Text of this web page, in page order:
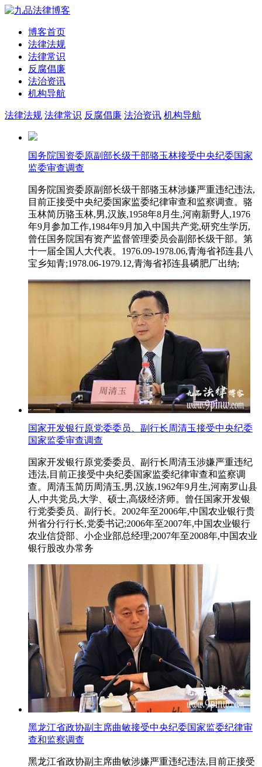
博客首页
法律法规
法律常识
反腐倡廉
法治资讯
机构导航
法律法规 法律常识 反腐倡廉 法治资讯 机构导航
国务院国资委原副部长级干部骆玉林接受中央纪委国家
监委审查调查
国务院国资委原副部长级干部骆玉林涉嫌严重违纪违法,
目前正接受中央纪委国家监委纪律审查和监察调查。骆
玉林简历骆玉林,男,汉族,1958年8月生,河南新野人,1976
年9月参加工作,1984年9月加入中国共产党,研究生学历,
曾任国务院国有资产监督管理委员会副部长级干部。第
十一届全国人大代表。1976.09-1978.06,青海省祁连县八
宝乡知青;1978.06-1979.12,青海省祁连县磷肥厂出纳;
国家开发银行原党委委员、副行长周清玉接受中央纪委
国家监委审查调查
国家开发银行原党委委员、副行长周清玉涉嫌严重违纪
违法,目前正接受中央纪委国家监委纪律审查和监察调
查。周清玉简历周清玉,男,汉族,1962年9月生,河南罗山县
人,中共党员,大学、硕士,高级经济师。曾任国家开发银
行党委委员、副行长。2002年至2006年,中国农业银行贵
州省分行行长,党委书记;2006年至2007年,中国农业银行
农业信贷部、小企业部总经理;2007年至2008年,中国农业
银行股改办常务
黑龙江省政协副主席曲敏接受中央纪委国家监委纪律审
查和监察调查
黑龙江省政协副主席曲敏涉嫌严重违纪违法,目前正接受